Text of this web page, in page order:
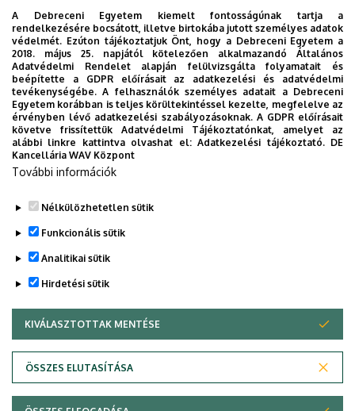
feladataikat, illetve helyzeti előnybe juthatnak a munkaerő
piacon.
Álláshirdetések
Mik a végzettek véleménye a szakról?
Képzéseink rendkívül hallgatóbarátak, magas szakmai
tartalommal és jól szervezett oktatási profillal kialakítva.
Legutóbbi frissítés: 2026. 06. 25. 15:51
Adatvédelem
A Debreceni Egyetem kiemelt fontosságúnak tartja a
rendelkezésére bocsátott, illetve birtokába jutott személyes adatok
védelmét. Ezúton tájékoztatjuk Önt, hogy a Debreceni Egyetem a
2018. május 25. napjától kötelezően alkalmazandó Általános
Adatvédelmi Rendelet alapján felülvizsgálta folyamatait és
beépítette a GDPR előírásait az adatkezelési és adatvédelmi
tevékenységébe. A felhasználók személyes adatait a Debreceni
Egyetem korábban is teljes körültekintéssel kezelte, megfelelve az
érvényben lévő adatkezelési szabályozásoknak. A GDPR előírásait
követve frissítettük Adatvédelmi Tájékoztatónkat, amelyet az
alábbi linkre kattintva olvashat el:Adatkezelési tájékoztató. DE
Kancellária WAV Központ
További információk
Nélkülözhetetlen sütik
Funkcionális sütik
Analitikai sütik
Hirdetési sütik
KIVÁLASZTOTTAK MENTÉSE
ÖSSZES ELUTASÍTÁSA
WITHDRAW CONSENT